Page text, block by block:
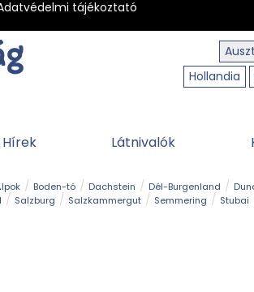
tájékoztató
Hollandia
Hírek Látnivalók
Boden-tó Dachstein Dél-Burgenland
Salzburg Salzkammergut Semmering Stubai